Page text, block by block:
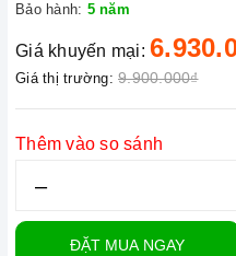
Bảo hành: 5 năm
Giá khuyến mại:
Giá thị trường: 9.900.000₫
Thêm vào so sánh
–
ĐẶT MUA NGAY